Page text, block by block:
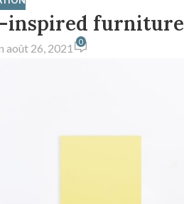
inspired furniture
août 26, 2021 0